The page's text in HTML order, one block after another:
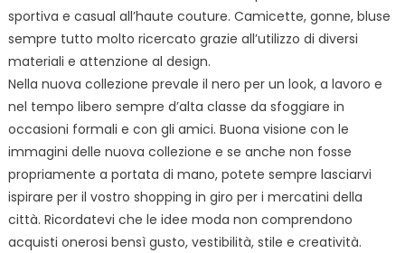
sportiva e casual all’haute couture. Camicette, gonne, bluse
sempre tutto molto ricercato grazie all’utilizzo di diversi
materiali e attenzione al design.
Nella nuova collezione prevale il nero per un look, a lavoro e
nel tempo libero sempre d’alta classe da sfoggiare in
occasioni formali e con gli amici. Buona visione con le
immagini delle nuova collezione e se anche non fosse
propriamente a portata di mano, potete sempre lasciarvi
ispirare per il vostro shopping in giro per i mercatini della
città. Ricordatevi che le idee moda non comprendono
acquisti onerosi bensì gusto, vestibilità, stile e creatività.